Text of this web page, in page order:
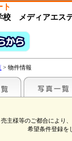
メディアエス
> 物件情報
主様等のご都合により
希望条件登録を